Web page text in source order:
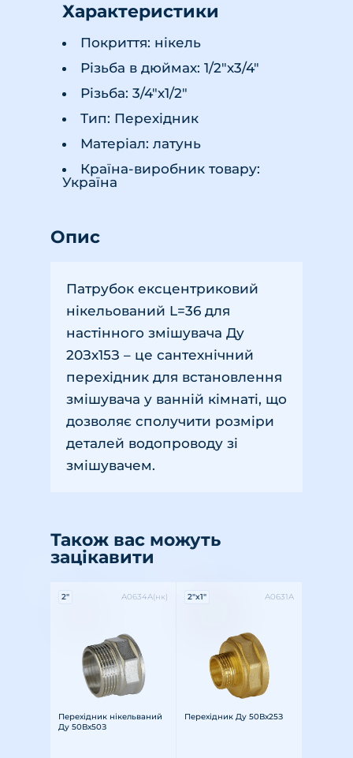
Характеристики
Покриття: нікель
Різьба в дюймах: 1/2"х3/4"
Різьба: 3/4"х1/2"
Тип: Перехідник
Матеріал: латунь
Країна-виробник товару:
Україна
Опис
Патрубок ексцентриковий
нікельований L=36 для
настінного змішувача Ду
20Зх15З – це сантехнічний
перехідник для встановлення
змішувача у ванній кімнаті, що
дозволяє сполучити розміри
деталей водопроводу зі
змішувачем.
Також вас можуть
зацікавити
2" А0634А(нк)
Перехідник нікельваний
Ду 50Вх50З
Характеристики: 2"x1" А0631А
Перехідник Ду 50Вх25З
Характеристики: